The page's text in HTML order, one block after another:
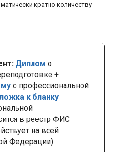
кратно количеству
Диплом о
+
о профессиональной
к бланку
в реестр ФИС
на всей
Федерации)